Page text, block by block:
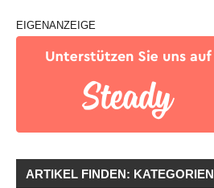
EIGENANZEIGE
ARTIKEL FINDEN: KATEGORIEN